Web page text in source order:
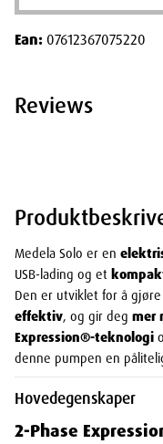
Medela Solo er en
USB-lading og et
Den er utviklet for å
effektiv, og gir deg mer
Expression®-teknologi
denne pumpen en
Hovedegenskaper
2-Phase
Ean: 07612367075220
Reviews